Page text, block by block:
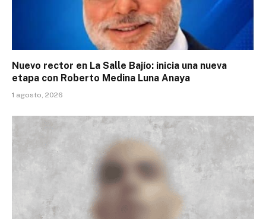
Nuevo rector en La Salle Bajío: inicia una nueva
etapa con Roberto Medina Luna Anaya
1 agosto, 2026